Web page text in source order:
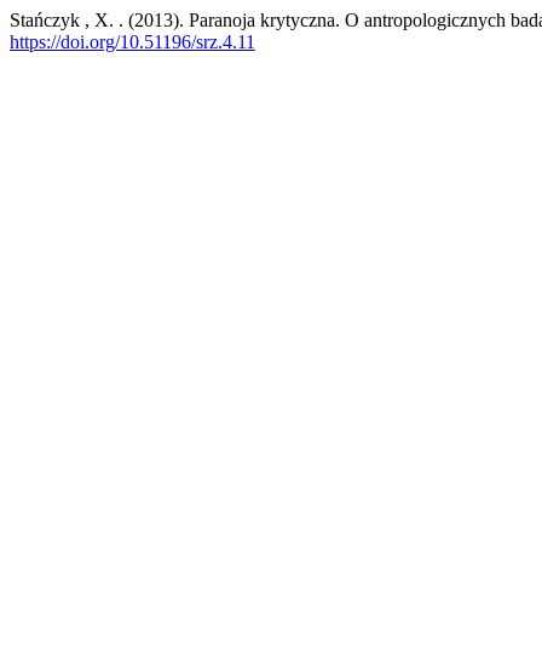
Stańczyk , X. . (2013). Paranoja krytyczna. O antropologicznych
https://doi.org/10.51196/srz.4.11